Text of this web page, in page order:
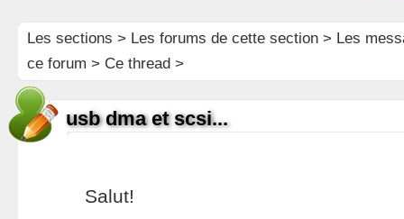
Les sections > Les forums de cette section> Les
ce forum > Ce thread >
usb dma et scsi...
Salut!